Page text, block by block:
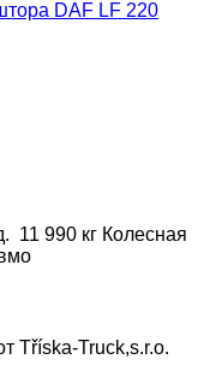
DAF LF 220
11 990 кг Колесная
Tříska-Truck,s.r.o.